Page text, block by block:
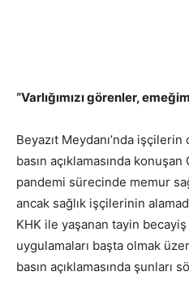
“Varlığımızı görenler,
Beyazıt Meydanı’nda işçilerin
basın açıklamasında
pandemi sürecinde memur
ancak sağlık işçilerinin
KHK ile yaşanan tayin
uygulamaları başta olmak
basın açıklamasında şunları